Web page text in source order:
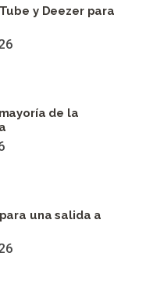
y Deezer para
de la
una salida a